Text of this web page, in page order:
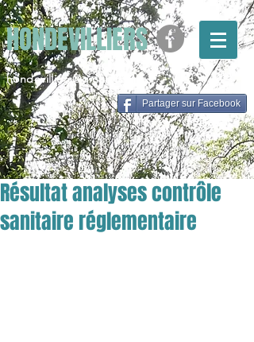
HONDEVILLIERS
hondevilliers@gmail.com
Partager sur Facebook
Résultat analyses contrôle
sanitaire réglementaire